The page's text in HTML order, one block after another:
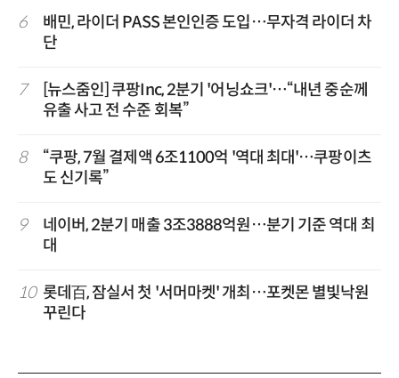
6
배민, 라이더 PASS 본인인증 도입…무자격 라이더 차
단
7
[뉴스줌인] 쿠팡Inc, 2분기 '어닝쇼크'…“내년 중순께
유출 사고 전 수준 회복”
8
“쿠팡, 7월 결제액 6조1100억 '역대 최대'…쿠팡이츠
도 신기록”
9
네이버, 2분기 매출 3조3888억원…분기 기준 역대 최
대
10 롯데百, 잠실서 첫 '서머마켓' 개최…포켓몬 별빛낙원
꾸린다